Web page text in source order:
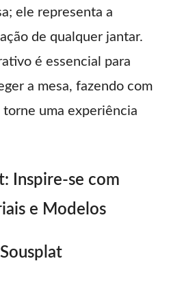
ele representa a
de qualquer jantar.
é essencial para
a mesa, fazendo com
uma experiência
Inspire-se com
e Modelos